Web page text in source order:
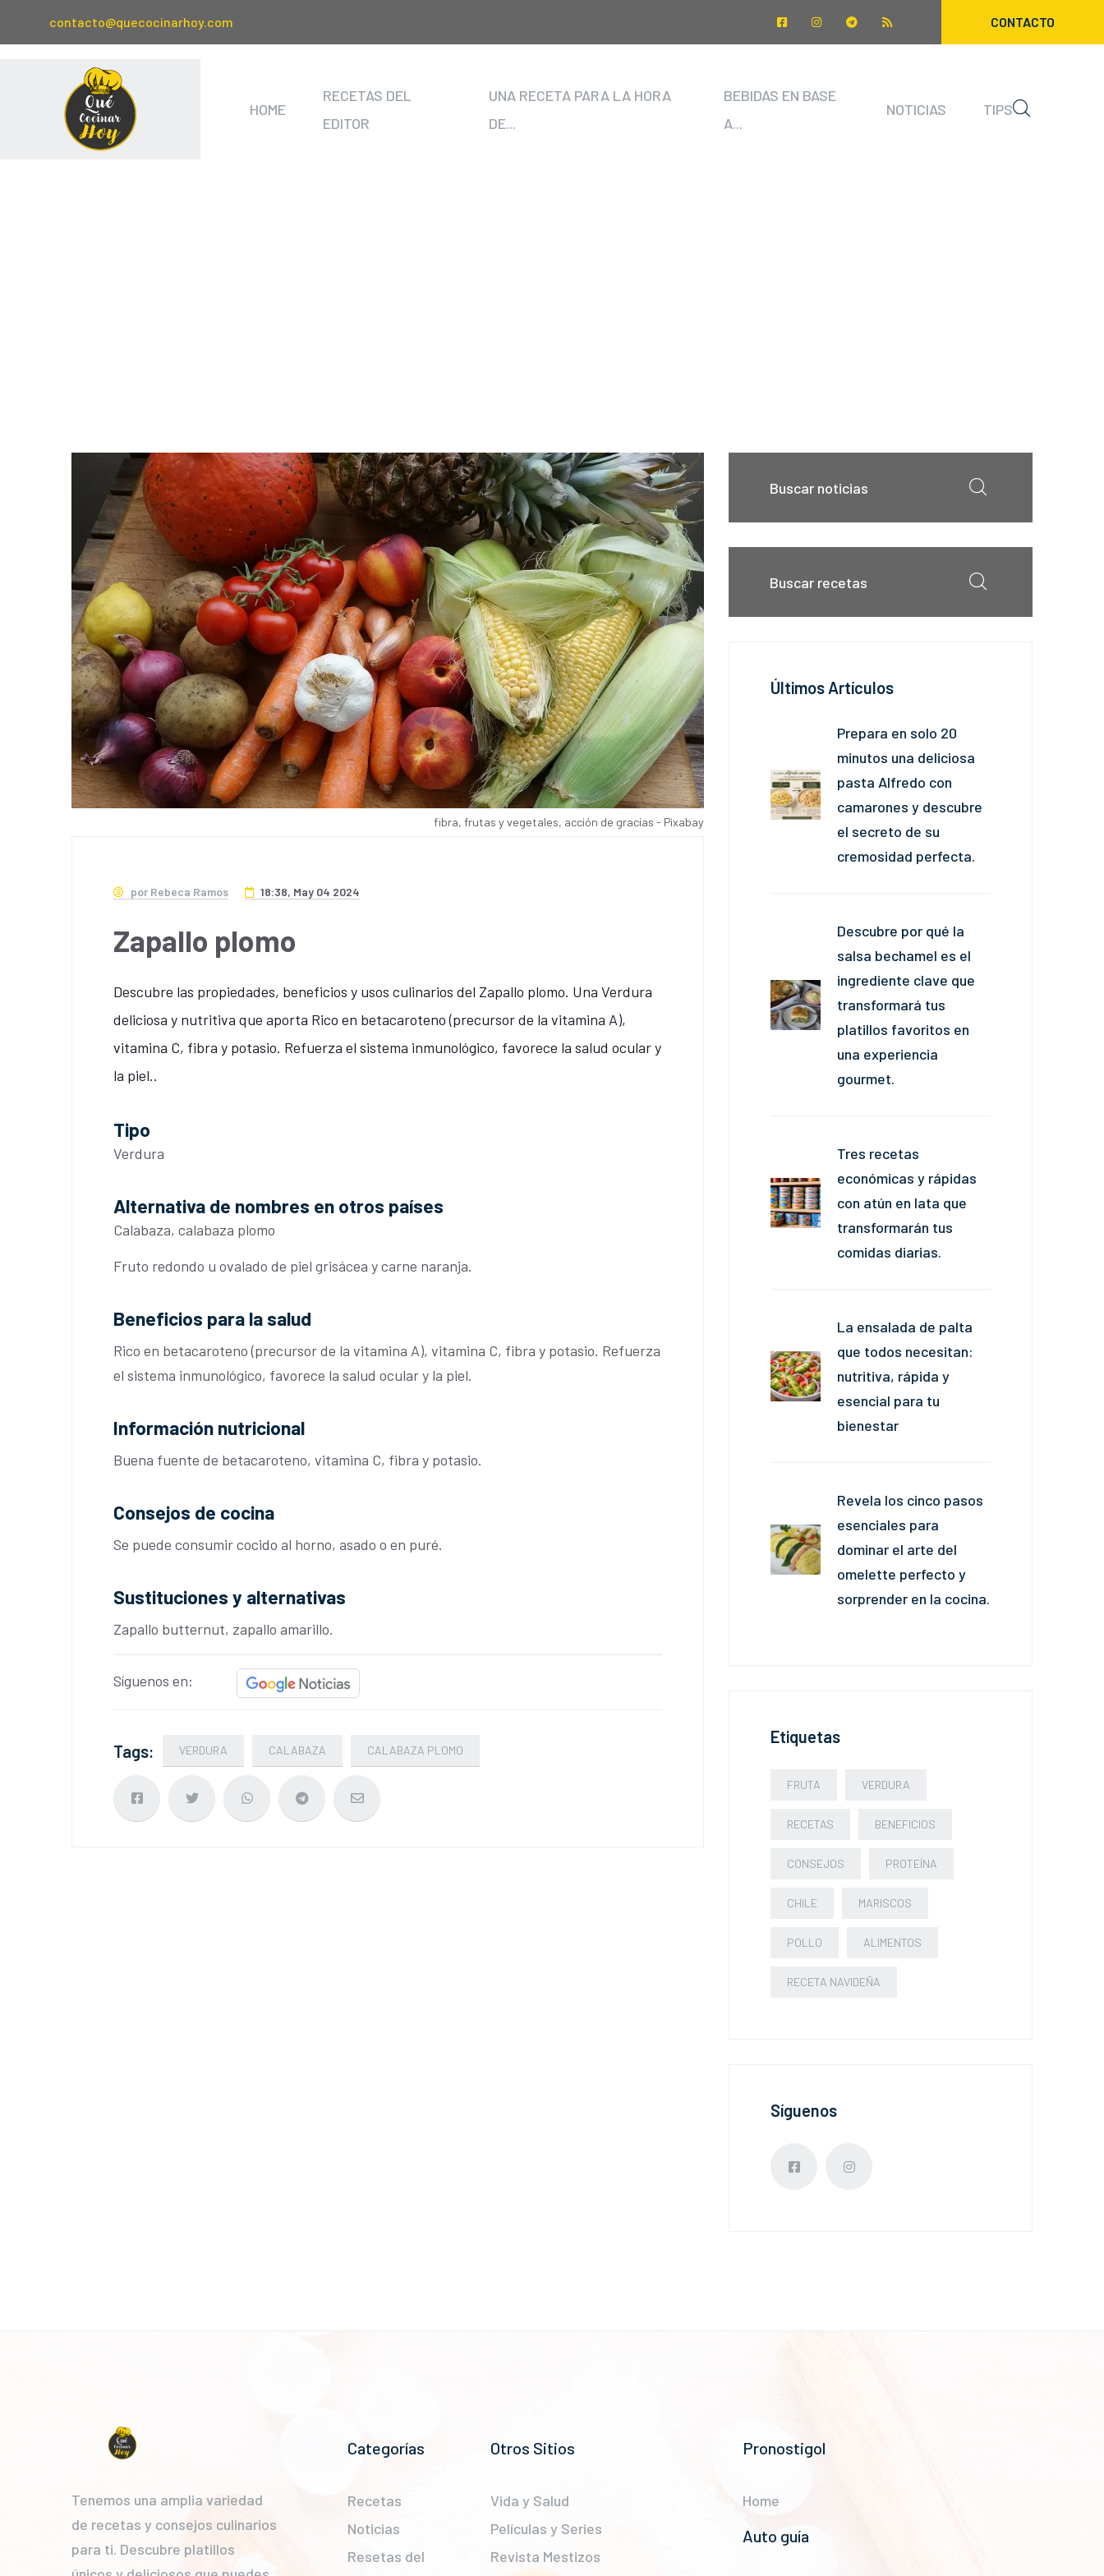
contacto@quecocinarhoy.com CONTACTO
HOME
RECETAS DEL
EDITOR
UNA RECETA PARA LA HORA
DE...
BEBIDAS EN BASE
A...
NOTICIAS TIPS
fibra, frutas y vegetales, acción de gracias - Pixabay
por Rebeca Ramos 18:38, May 04 2024
Zapallo plomo
Descubre las propiedades, beneficios y usos culinarios del Zapallo plomo. Una Verdura
deliciosa y nutritiva que aporta Rico en betacaroteno (precursor de la vitamina A),
vitamina C, fibra y potasio. Refuerza el sistema inmunológico, favorece la salud ocular y
la piel..
Tipo
Verdura
Alternativa de nombres en otros países
Calabaza, calabaza plomo
Fruto redondo u ovalado de piel grisácea y carne naranja.
Beneficios para la salud
Rico en betacaroteno (precursor de la vitamina A), vitamina C, fibra y potasio. Refuerza
el sistema inmunológico, favorece la salud ocular y la piel.
Información nutricional
Buena fuente de betacaroteno, vitamina C, fibra y potasio.
Consejos de cocina
Se puede consumir cocido al horno, asado o en puré.
Sustituciones y alternativas
Zapallo butternut, zapallo amarillo.
Síguenos en:
Tags: VERDURA CALABAZA CALABAZA PLOMO
Últimos Artículos
Prepara en solo 20
minutos una deliciosa
pasta Alfredo con
camarones y descubre
el secreto de su
cremosidad perfecta.
Descubre por qué la
salsa bechamel es el
ingrediente clave que
transformará tus
platillos favoritos en
una experiencia
gourmet.
Tres recetas
económicas y rápidas
con atún en lata que
transformarán tus
comidas diarias.
La ensalada de palta
que todos necesitan:
nutritiva, rápida y
esencial para tu
bienestar
Revela los cinco pasos
esenciales para
dominar el arte del
omelette perfecto y
sorprender en la cocina.
Etiquetas
FRUTA VERDURA
RECETAS BENEFICIOS
CONSEJOS PROTEÍNA
CHILE MARISCOS
POLLO ALIMENTOS
RECETA NAVIDEÑA
Síguenos
Tenemos una amplia variedad
de recetas y consejos culinarios
para ti. Descubre platillos
Categorías
Recetas
Noticias
Resetas del
Otros Sitios
Vida y Salud
Películas y Series
Revista Mestizos
Pronostigol
Home
Auto guía